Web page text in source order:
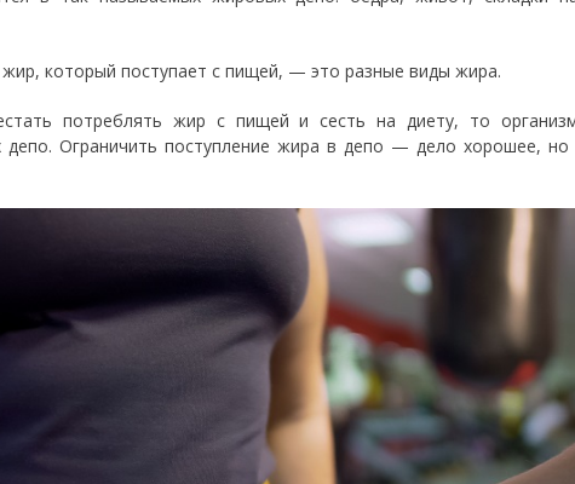
который поступает с пищей, — это разные виды жира.
потреблять жир с пищей и сесть на диету, то
депо. Ограничить поступление жира в депо — дело хорошее,